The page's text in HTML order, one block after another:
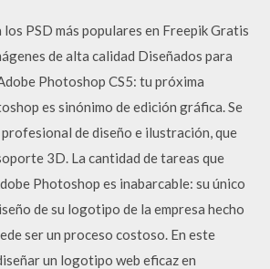
PSD más populares en Freepik Gratis
de alta calidad Diseñados para
Photoshop CS5: tu próxima
es sinónimo de edición gráfica. Se
de diseño e ilustración, que
3D. La cantidad de tareas que
Photoshop es inabarcable: su único
de su logotipo de la empresa hecho
ser un proceso costoso. En este
un logotipo web eficaz en